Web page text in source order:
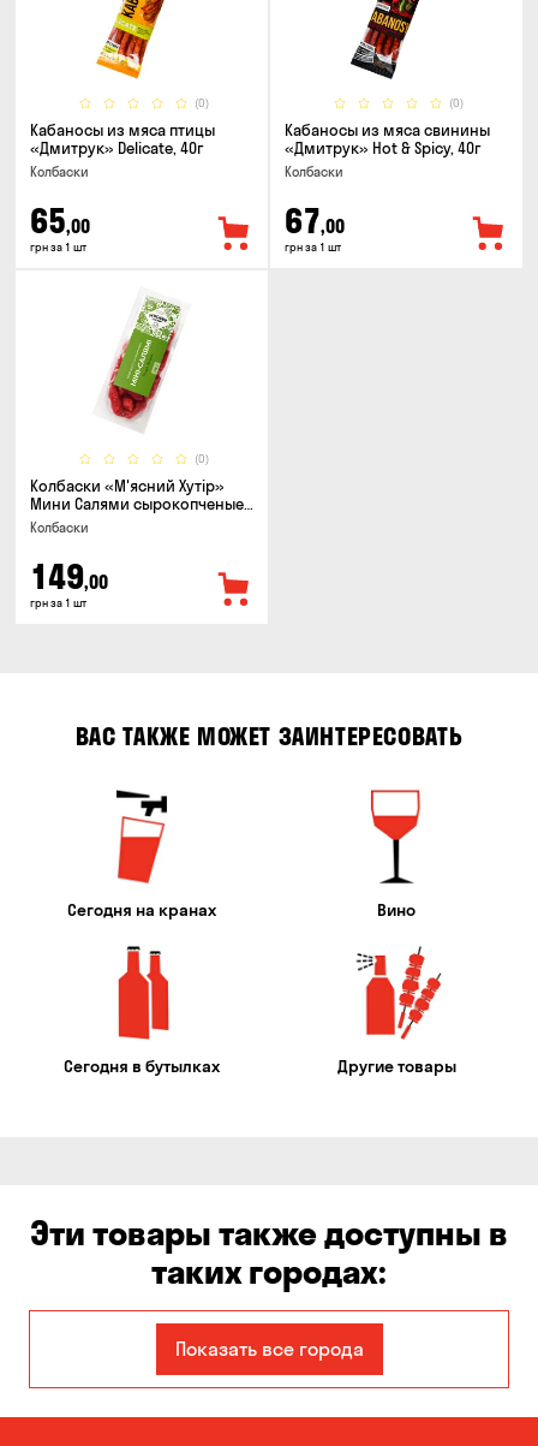
(0)
Кабаносы из мяса птицы
«Дмитрук» Delicate, 40г
Колбаски
65,00
грн за 1 шт
(0)
Кабаносы из мяса свинины
«Дмитрук» Hot & Spicy, 40г
Колбаски
67,00
грн за 1 шт
(0)
Колбаски «М'ясний Хутір»
Мини Салями сырокопченые,
150г
Колбаски
149,00
грн за 1 шт
ВАС ТАКЖЕ МОЖЕТ ЗАИНТЕРЕСОВАТЬ
Сегодня на кранах Вино
Сегодня в бутылках Другие товары
Эти товары также доступны в
таких городах:
Авангард
Бабурка Балабино
Показать все города